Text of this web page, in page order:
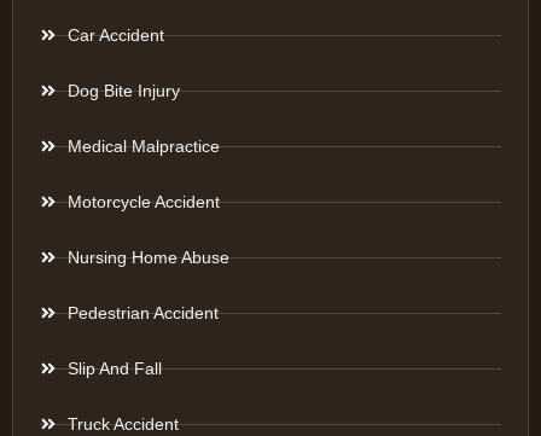
Car Accident
Dog Bite Injury
Medical Malpractice
Motorcycle Accident
Nursing Home Abuse
Pedestrian Accident
Slip And Fall
Truck Accident